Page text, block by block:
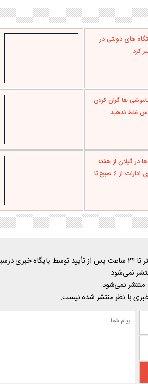
های دولتی در
ها گران کردن
غلط ندهید
در گیلان از هفته
آینده؛ ساعت کاری ادارات از ۶ صبح تا
می‌شود.
نمی‌شود.
منتشر نمی‌شود.
با نظر منتشر شده نیست.